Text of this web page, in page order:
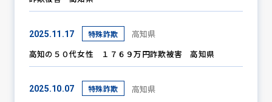
2025.11.17 特殊詐欺
高知県
高知の５０代女性 １７６９万円詐欺被害 高知県
2025.10.07 特殊詐欺
高知県